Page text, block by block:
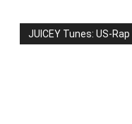
JUICEY Tunes: US-Rap